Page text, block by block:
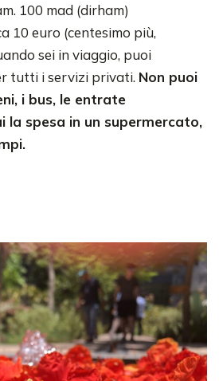
100 mad (dirham)
10 euro (centesimo più,
sei in viaggio, puoi
tutti i servizi privati. Non puoi
i bus, le entrate
la spesa in un supermercato,